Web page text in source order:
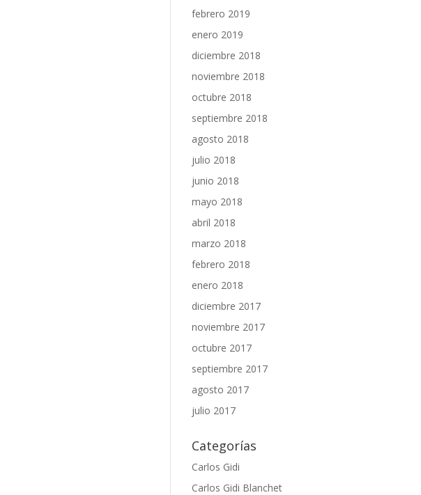
febrero 2019
enero 2019
diciembre 2018
noviembre 2018
octubre 2018
septiembre 2018
agosto 2018
julio 2018
junio 2018
mayo 2018
abril 2018
marzo 2018
febrero 2018
enero 2018
diciembre 2017
noviembre 2017
octubre 2017
septiembre 2017
agosto 2017
julio 2017
Categorías
Carlos Gidi
Carlos Gidi Blanchet